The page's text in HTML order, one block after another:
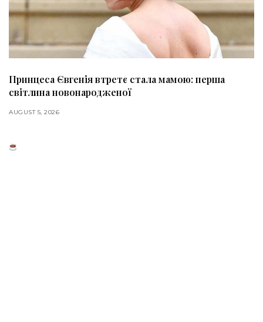
Принцеса Євгенія втретє стала мамою: перша
світлина новонародженої
AUGUST 5, 2026